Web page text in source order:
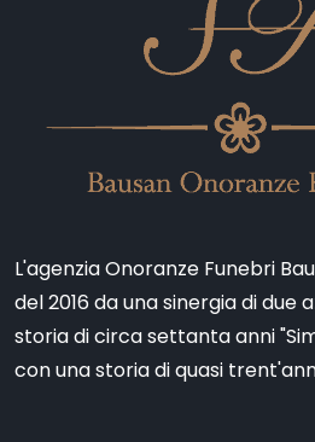
L'agenzia Onoranze Funebri
del 2016 da una sinergia di due
storia di circa settanta anni
con una storia di quasi